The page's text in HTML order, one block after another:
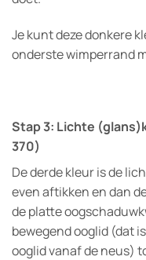
Je kunt deze donkere
onderste wimperrand
Stap 3: Lichte
370)
De derde kleur is de
even aftikken en dan
de platte
bewegend ooglid (dat
ooglid vanaf de neus)